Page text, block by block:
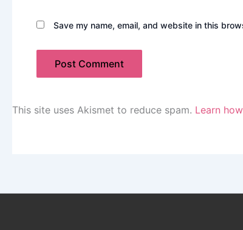
Save my name, email, and website in this
This site uses Akismet to reduce spam. Learn